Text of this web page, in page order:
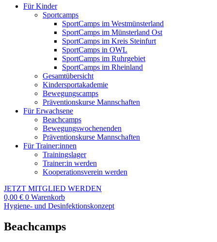
Für Kinder
Sportcamps
SportCamps im Westmünsterland
SportCamps im Münsterland Ost
SportCamps im Kreis Steinfurt
SportCamps in OWL
SportCamps im Ruhrgebiet
SportCamps im Rheinland
Gesamtübersicht
Kindersportakademie
Bewegungscamps
Präventionskurse Mannschaften
Für Erwachsene
Beachcamps
Bewegungswochenenden
Präventionskurse Mannschaften
Für Trainer:innen
Trainingslager
Trainer:in werden
Kooperationsverein werden
JETZT MITGLIED WERDEN
0,00 € 0 Warenkorb
Hygiene- und Desinfektionskonzept
Beachcamps